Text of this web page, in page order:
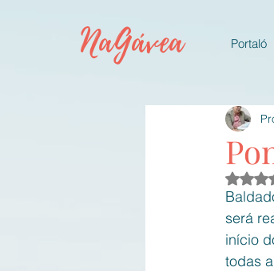
NaGávea Portaló
será
início
todas